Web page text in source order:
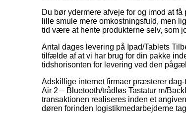
Du bør ydermere afveje for og imod at
lille smule mere omkostningsfuld, men
tid være at hente produkterne selv, som
Antal dages levering på Ipad/Tablets
tilfælde af at vi har brug for din pakke
tidshorisonten for levering ved den
Adskillige internet firmaer præsterer
Air 2 – Bluetooth/trådløs Tastatur m/
transaktionen realiseres inden et
døren forinden logistikmedarbejderne